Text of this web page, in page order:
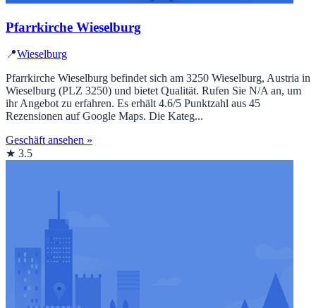
Pfarrkirche Wieselburg
📍Wieselburg
Pfarrkirche Wieselburg befindet sich am 3250 Wieselburg, Austria in
Wieselburg (PLZ 3250) und bietet Qualität. Rufen Sie N/A an, um
ihr Angebot zu erfahren. Es erhält 4.6/5 Punktzahl aus 45
Rezensionen auf Google Maps. Die Kateg...
Geschäft ansehen »
★ 3.5